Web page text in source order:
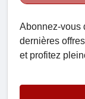
Abonnez-vous
dernières
et profitez